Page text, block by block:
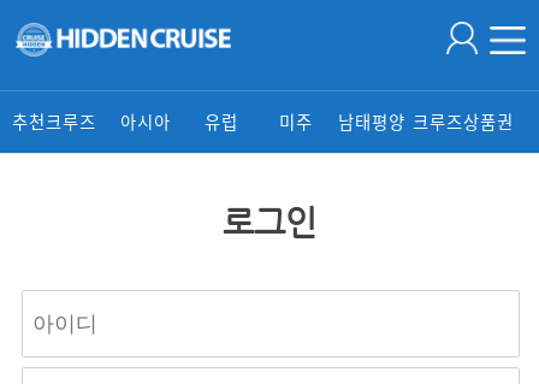
추천크루즈 아시아 유럽 미주 남태평양 크루즈상품권
로그인